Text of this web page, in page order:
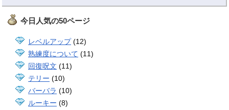
今日人気の50ページ
レベルアップ(12)
熟練度について (11)
回復呪文 (11)
テリー (10)
バーバラ (10)
ルーキー (8)